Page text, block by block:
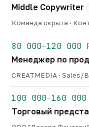
Middle Copywriter
Команда скрыта ·
80 000–120 000
Менеджер по
CREATMEDIA · Sales/
100 000–160 000
Торговый